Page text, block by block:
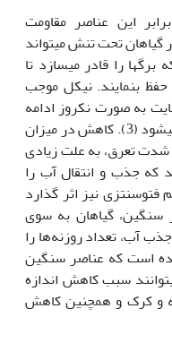
این عناصر مقاومت
گیاهان تحت تنش می‏تواند
را قادر می‏سازد تا
بنمایند. نیکل موجب
به صورت نکروز ادامه
یافته و سپس برگ به طور کامل تیره می‏شود (3). کاهش در میزان
برگ و شدت تعرق، به علت زیادی
جذب و انتقال آب را
فتوسنتزی نیز اثر گذارد
سنگین، گیاهان به سوی
آب، تعداد روزنه‌ها را
است که عناصر سنگین
سبب کاهش اندازه
و کرک و همچنین کاهش